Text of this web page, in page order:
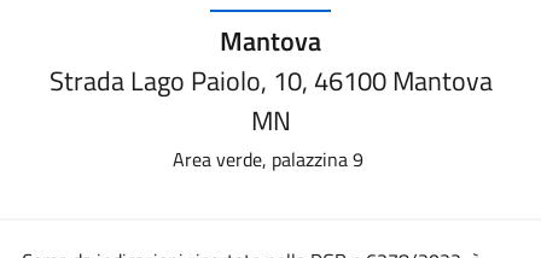
Mantova
Strada Lago Paiolo, 10, 46100 Mantova
MN
Area verde, palazzina 9